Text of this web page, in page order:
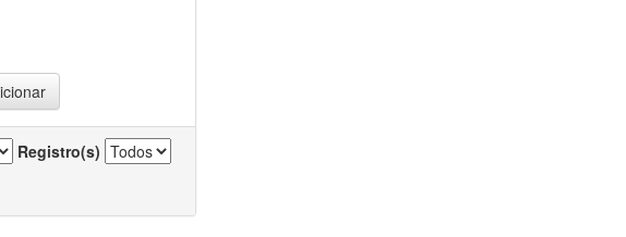
Registro(s)